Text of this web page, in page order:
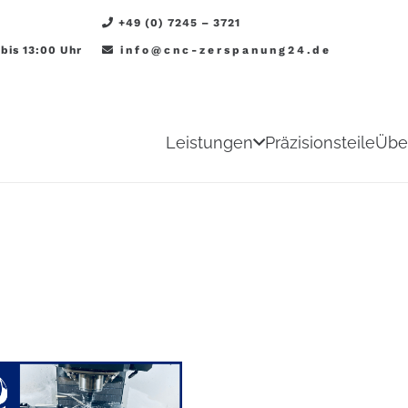
13:00 Uhr
+49 (0) 7245 – 3721
info@cnc-zerspanung24.de
Leistungen Präzisionsteile
– Stark in